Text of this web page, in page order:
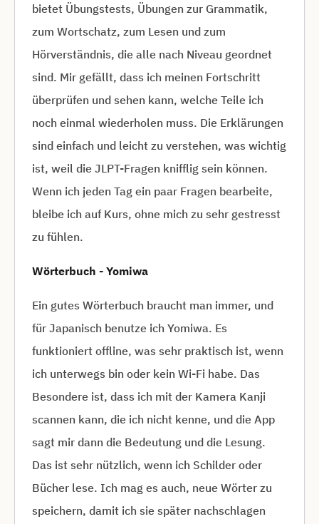
bietet Übungstests, Übungen zur Grammatik,
zum Wortschatz, zum Lesen und zum
Hörverständnis, die alle nach Niveau geordnet
sind. Mir gefällt, dass ich meinen Fortschritt
überprüfen und sehen kann, welche Teile ich
noch einmal wiederholen muss. Die Erklärungen
sind einfach und leicht zu verstehen, was wichtig
ist, weil die JLPT-Fragen knifflig sein können.
Wenn ich jeden Tag ein paar Fragen bearbeite,
bleibe ich auf Kurs, ohne mich zu sehr gestresst
zu fühlen.
Wörterbuch - Yomiwa
Ein gutes Wörterbuch braucht man immer, und
für Japanisch benutze ich Yomiwa. Es
funktioniert offline, was sehr praktisch ist, wenn
ich unterwegs bin oder kein Wi-Fi habe. Das
Besondere ist, dass ich mit der Kamera Kanji
scannen kann, die ich nicht kenne, und die App
sagt mir dann die Bedeutung und die Lesung.
Das ist sehr nützlich, wenn ich Schilder oder
Bücher lese. Ich mag es auch, neue Wörter zu
speichern, damit ich sie später nachschlagen